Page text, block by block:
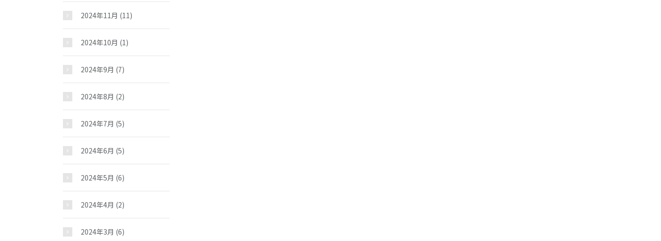
2024年11月 (11)
2024年10月 (1)
2024年9月 (7)
2024年8月 (2)
2024年7月 (5)
2024年6月 (5)
2024年5月 (6)
2024年4月 (2)
2024年3月 (6)